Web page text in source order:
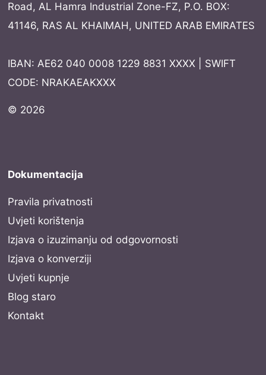
Road, AL Hamra Industrial Zone-FZ, P.O. BOX:
41146, RAS AL KHAIMAH, UNITED ARAB EMIRATES
IBAN: AE62 040 0008 1229 8831 XXXX | SWIFT
CODE: NRAKAEAKXXX
© 2026
Dokumentacija
Pravila privatnosti
Uvjeti korištenja
Izjava o izuzimanju od odgovornosti
Izjava o konverziji
Uvjeti kupnje
Blog staro
Kontakt